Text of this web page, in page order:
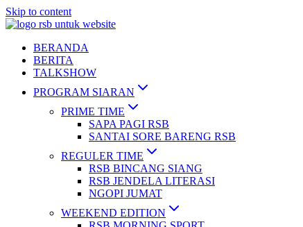
Skip to content
BERANDA
BERITA
TALKSHOW
PROGRAM SIARAN
PRIME TIME
SAPA PAGI RSB
SANTAI SORE BARENG RSB
REGULER TIME
RSB BINCANG SIANG
RSB JENDELA LITERASI
NGOPI JUMAT
WEEKEND EDITION